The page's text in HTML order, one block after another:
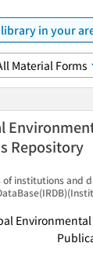
in your
Repository
of institutions and
Environmental